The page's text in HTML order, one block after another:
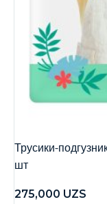
Трусики-
шт
275,000 UZS